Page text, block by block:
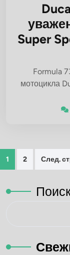
Super
Formula
мотоцикла
Пагинация
записей
1 2 След.